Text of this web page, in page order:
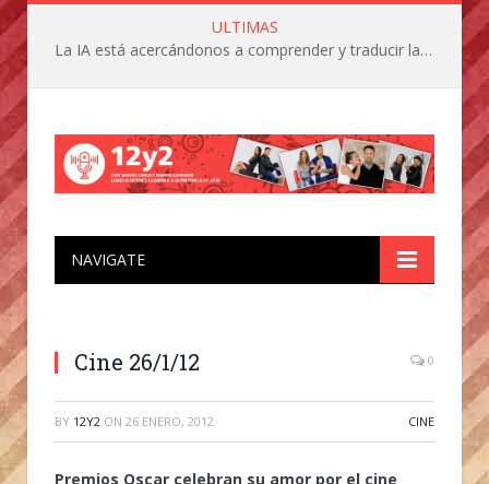
ULTIMAS
La IA está acercándonos a comprender y traducir las vocalizaciones y comportamientos de nuestras mascotas
NAVIGATE
Cine 26/1/12 0
BY 12Y2 ON 26 ENERO, 2012 CINE
Premios Oscar celebran su amor por el cine